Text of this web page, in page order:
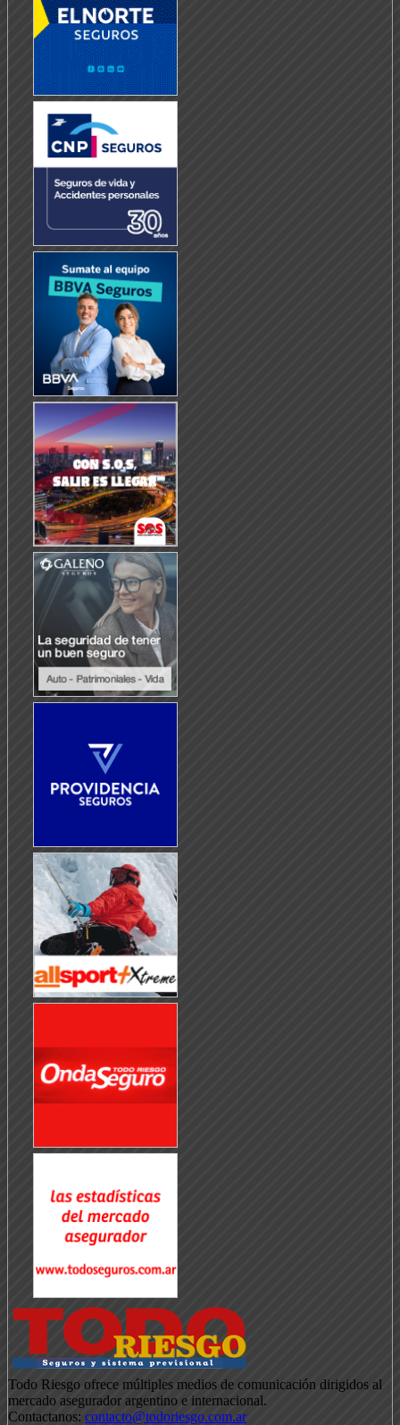
Todo Riesgo ofrece múltiples medios de comunicación dirigidos al
mercado asegurador argentino e internacional.
Contactanos: contacto@todoriesgo.com.ar